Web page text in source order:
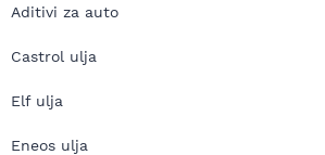
Aditivi za auto
Castrol ulja
Elf ulja
Eneos ulja